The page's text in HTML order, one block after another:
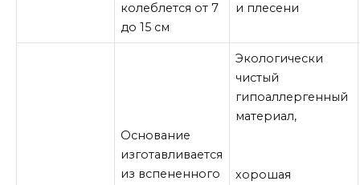
колеблется от 7
до 15 см
и плесени
Основание
изготавливается
из вспененного
Экологически
чистый
гипоаллергенный
материал,
хорошая